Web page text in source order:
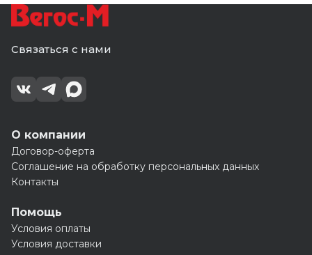
Связаться с нами
О компании
Договор-оферта
Соглашение на обработку персональных данных
Контакты
Помощь
Условия оплаты
Условия доставки